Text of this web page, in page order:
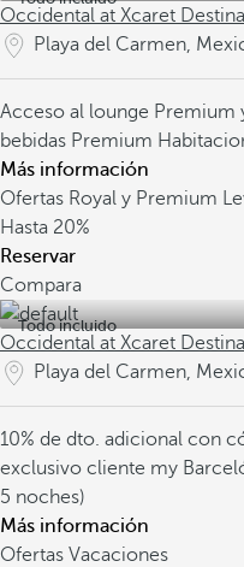
Occidental at Xcaret
Playa del Carmen,
Acceso al lounge Premium
bebidas Premium
Más información
Ofertas Royal y Premium
Hasta 20%
Reservar
Compara
Todo incluido
Occidental at Xcaret
Playa del Carmen,
10% de dto. adicional con
exclusivo cliente my
5 noches)
Más información
Ofertas Vacaciones